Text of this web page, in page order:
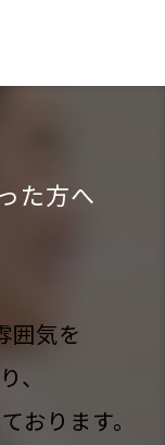
た方へ
囲気を
、
おります。